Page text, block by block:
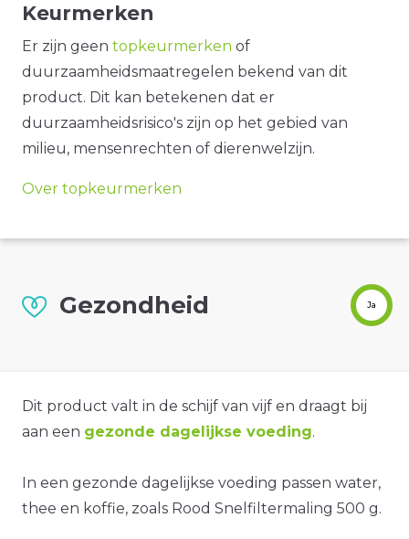
Keurmerken
Er zijn geen topkeurmerken of
duurzaamheidsmaatregelen bekend van dit
product. Dit kan betekenen dat er
duurzaamheidsrisico's zijn op het gebied van
milieu, mensenrechten of dierenwelzijn.
Over topkeurmerken
Gezondheid Ja
Dit product valt in de schijf van vijf en draagt bij
aan een gezonde dagelijkse voeding.
In een gezonde dagelijkse voeding passen water,
thee en koffie, zoals Rood Snelfiltermaling 500 g.